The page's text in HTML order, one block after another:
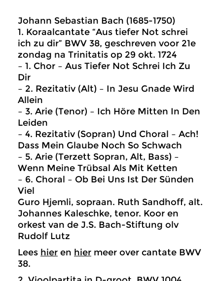
Johann Sebastian Bach (1685-1750)
1. Koraalcantate “Aus tiefer Not schrei
ich zu dir” BWV 38, geschreven voor 21e
zondag na Trinitatis op 29 okt. 1724
– 1. Chor – Aus Tiefer Not Schrei Ich Zu
Dir
– 2. Rezitativ (Alt) – In Jesu Gnade Wird
Allein
– 3. Arie (Tenor) – Ich Höre Mitten In Den
Leiden
– 4. Rezitativ (Sopran) Und Choral – Ach!
Dass Mein Glaube Noch So Schwach
– 5. Arie (Terzett Sopran, Alt, Bass) –
Wenn Meine Trübsal Als Mit Ketten
– 6. Choral – Ob Bei Uns Ist Der Sünden
Viel
Guro Hjemli, sopraan. Ruth Sandhoff, alt.
Johannes Kaleschke, tenor. Koor en
orkest van de J.S. Bach-Stiftung olv
Rudolf Lutz
Lees hier en hier meer over cantate BWV
38.